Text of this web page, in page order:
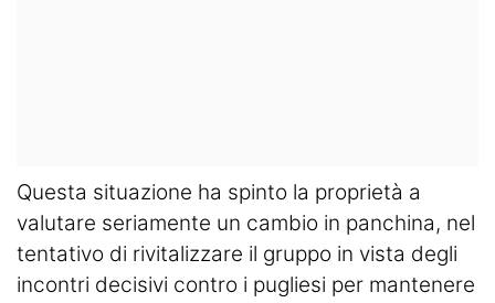
Questa situazione ha spinto la proprietà a
valutare seriamente un cambio in panchina, nel
tentativo di rivitalizzare il gruppo in vista degli
incontri decisivi contro i pugliesi per mantenere